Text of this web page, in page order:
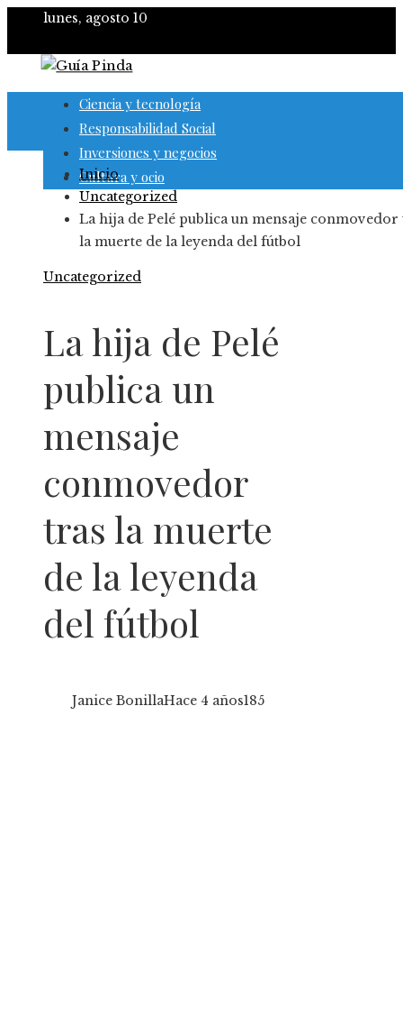
lunes, agosto 10
Ciencia y tecnología
Responsabilidad Social
Inversiones y negocios
Cultura y ocio
Inicio
Uncategorized
La hija de Pelé publica un mensaje conmovedor
la muerte de la leyenda del fútbol
Uncategorized
La hija de Pelé
publica un
mensaje
conmovedor
tras la muerte
de la leyenda
del fútbol
Janice BonillaHace 4 años185